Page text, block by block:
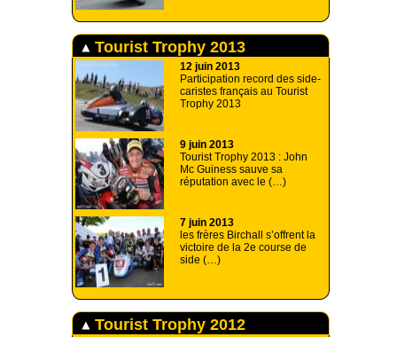
Tourist Trophy 2013
12 juin 2013
Participation record des side-
caristes français au Tourist
Trophy 2013
9 juin 2013
Tourist Trophy 2013 : John
Mc Guiness sauve sa
réputation avec le (…)
7 juin 2013
les frères Birchall s’offrent la
victoire de la 2e course de
side (…)
Tourist Trophy 2012